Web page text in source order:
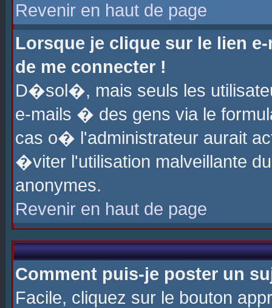
Revenir en haut de page
Lorsque je clique sur le lien
de me connecter !
D�sol�, mais seuls les
e-mails � des gens via le
cas o� l'administrateur aurait
�viter l'utilisation malveillante
anonymes.
Revenir en haut de page
Comment puis-je poster un
Facile, cliquez sur le bouton